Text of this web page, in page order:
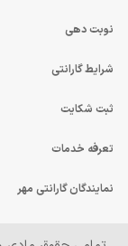
نوبت دهی
شرایط گارانتی
ثبت شکایت
تعرفه خدمات
نمایندگان گارانتی مهر